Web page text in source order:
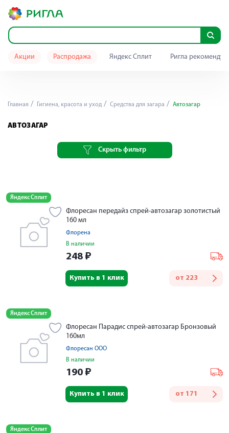
Акции Распродажа Яндекс Сплит Ригла
Главная Гигиена, красота и уход Средства для загара Автозагар
АВТОЗАГАР
Скрыть фильтр
Яндекс Сплит
Флоресан передайз спрей-автозагар золотистый
160 мл
Флорена
В наличии
248 ₽
от 223
Купить в 1 клик
Яндекс Сплит
Флоресан Парадис спрей-автозагар Бронзовый
160мл
Флоресан ООО
В наличии
190 ₽
от 171
Купить в 1 клик
Яндекс Сплит